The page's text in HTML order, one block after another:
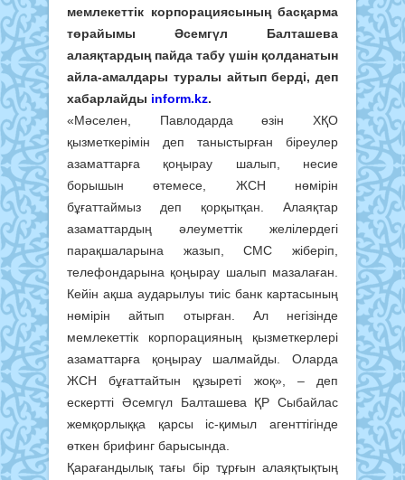
мемлекеттік корпорациясының басқарма
төрайымы Әсемгүл Балташева
алаяқтардың пайда табу үшін қолданатын
айла-амалдары туралы айтып берді, деп
хабарлайды inform.kz.
«Мәселен, Павлодарда өзін ХҚО
қызметкерімін деп таныстырған біреулер
азаматтарға қоңырау шалып, несие
борышын өтемесе, ЖСН нөмірін
бұғаттаймыз деп қорқытқан. Алаяқтар
азаматтардың әлеуметтік желілердегі
парақшаларына жазып, СМС жіберіп,
телефондарына қоңырау шалып мазалаған.
Кейін ақша аударылуы тиіс банк картасының
нөмірін айтып отырған. Ал негізінде
мемлекеттік корпорацияның қызметкерлері
азаматтарға қоңырау шалмайды. Оларда
ЖСН бұғаттайтын құзыреті жоқ», – деп
ескертті Әсемгүл Балташева ҚР Сыбайлас
жемқорлыққа қарсы іс-қимыл агенттігінде
өткен брифинг барысында.
Қарағандылық тағы бір тұрғын алаяқтықтың